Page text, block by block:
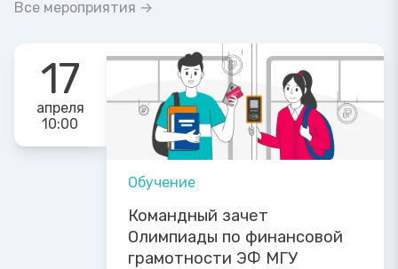
Все мероприятия →
17
апреля
10:00
Обучение
Командный зачет
Олимпиады по финансовой
грамотности ЭФ МГУ